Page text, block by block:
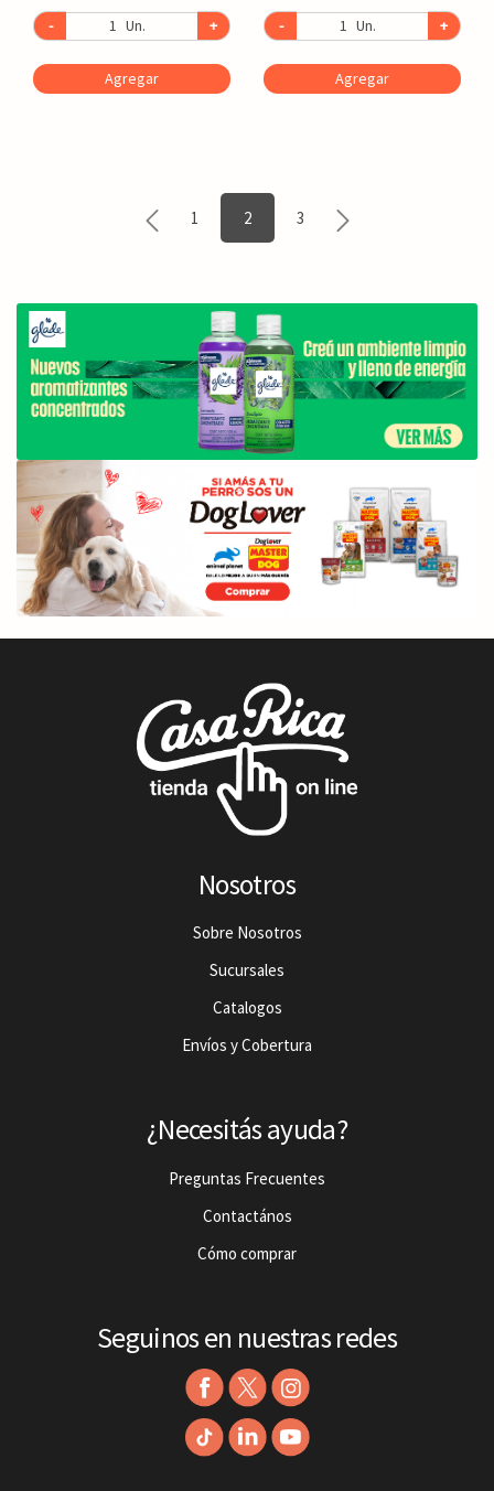
- Un. +
Agregar
- Un. +
Agregar
1 2 3
Nosotros
Sobre Nosotros
Sucursales
Catalogos
Envíos y Cobertura
¿Necesitás ayuda?
Preguntas Frecuentes
Contactános
Cómo comprar
Seguinos en nuestras redes